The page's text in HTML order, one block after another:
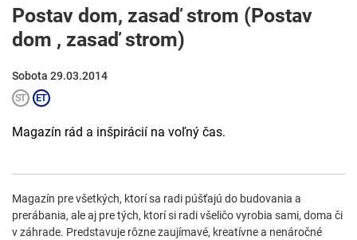
Postav dom, zasaď strom (Postav
dom , zasaď strom)
Sobota 29.03.2014
Magazín rád a inšpirácií na voľný čas.
Magazín pre všetkých, ktorí sa radi púšťajú do budovania a
prerábania, ale aj pre tých, ktorí si radi všeličo vyrobia sami, doma či
v záhrade. Predstavuje rôzne zaujímavé, kreatívne a nenáročné